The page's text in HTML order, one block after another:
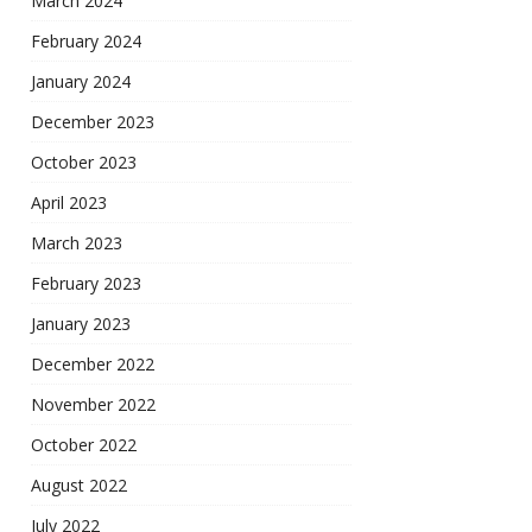
February 2024
January 2024
December 2023
October 2023
April 2023
March 2023
February 2023
January 2023
December 2022
November 2022
October 2022
August 2022
July 2022